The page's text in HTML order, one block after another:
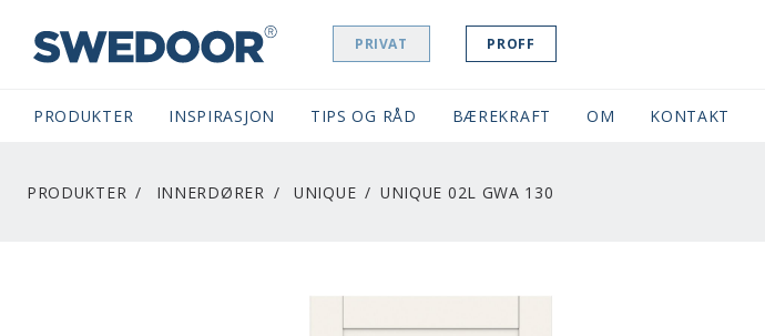
SWEDOOR NAVIGATION PRIVAT PROFF
PRODUKTER INSPIRASJON TIPS OG RÅD BÆREKRAFT OM KONTAKT
PRODUKTER INNERDØRER UNIQUE UNIQUE 02L GWA 130